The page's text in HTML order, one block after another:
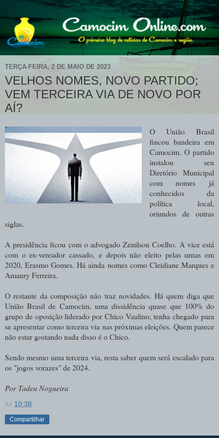
TERÇA-FEIRA, 2 DE MAIO DE 2023
VELHOS NOMES, NOVO PARTIDO;
VEM TERCEIRA VIA DE NOVO POR
AÍ?
O União Brasil
fincou bandeira em
Camocim. O partido
instalou seu
Diretório Municipal
com nomes já
conhecidos da
política local,
oriundos de outras
siglas.
A presidência ficou com o advogado Zenilson Coelho. A vice está
com o ex-vereador cassado, e depois não eleito pelas urnas em
2020, Erasmo Gomes. Há ainda nomes como Cleidiane Marques e
Amaury Ferreira.
O restante da composição não traz novidades. Há quem diga que
União Brasil de Camocim, uma dissidência quase que 100% do
grupo de oposição liderado por Chico Vaulino, tenha chegado para
se apresentar como terceira via nas próximas eleições. Quem parece
não estar gostando nada disso é o Chico.
Sendo mesmo uma terceira via, resta saber quem será escalado para
os "jogos vorazes" de 2024.
Por Tadeu Nogueira
às 10:38
Compartilhar